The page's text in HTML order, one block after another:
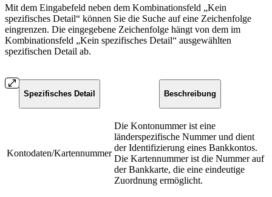
Mit dem Eingabefeld neben dem Kombinationsfeld „Kein
spezifisches Detail“ können Sie die Suche auf eine Zeichenfolge
eingrenzen. Die eingegebene Zeichenfolge hängt von dem im
Kombinationsfeld „Kein spezifisches Detail“ ausgewählten
spezifischen Detail ab.
Spezifisches Detail Beschreibung
Kontodaten/Kartennummer
Die Kontonummer ist eine
länderspezifische Nummer und dient
der Identifizierung eines Bankkontos.
Die Kartennummer ist die Nummer auf
der Bankkarte, die eine eindeutige
Zuordnung ermöglicht.